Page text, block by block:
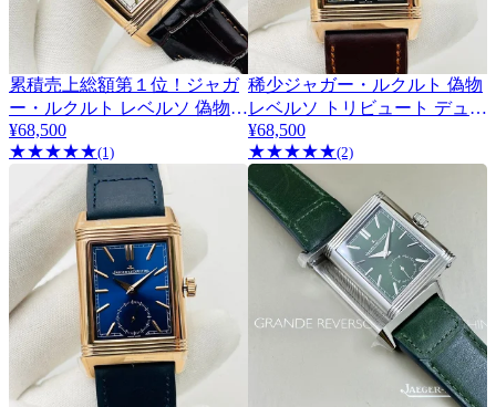
累積売上総額第１位！ジャガ
ー・ルクルト レベルソ 偽物ト
リビュート デュオ Jai34431
¥68,500
★★★★★(1)
稀少ジャガー・ルクルト 偽物
レベルソ トリビュート デュオ
Jao93434
¥68,500
★★★★★(2)